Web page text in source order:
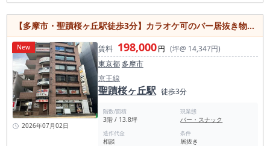
【多摩市・聖蹟桜ヶ丘駅徒歩3分】カラオケ可のバー居抜き物件／内装美麗・営業時間制限なし・約13.8坪
New
2026年07月02日
賃料 198,000円 (坪@ 14,347円)
東京都 多摩市
京王線
聖蹟桜ヶ丘駅 徒歩3分
階数/面積
3階 / 13.8坪
現業態
バー・スナック
造作代金
相談
条件
居抜き